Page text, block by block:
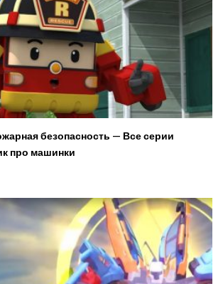
безопасность — Все серии
про машинки